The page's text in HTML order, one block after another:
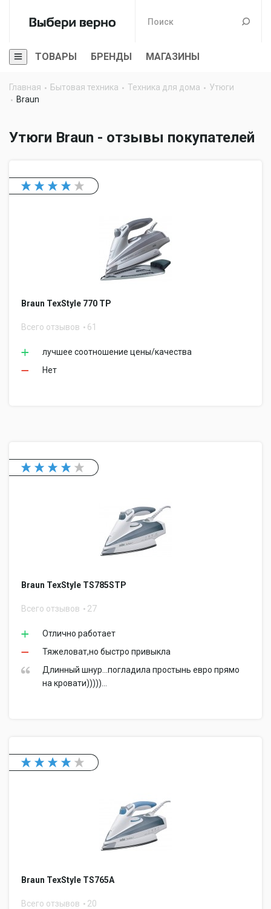
ТОВАРЫ БРЕНДЫ МАГАЗИНЫ
Главная Бытовая техника Техника для дома
Утюги
Braun
Утюги Braun - отзывы покупателей
Braun TexStyle 770 TP
Всего отзывов 61
лучшее соотношение цены/качества
Нет
Braun TexStyle TS785STP
Всего отзывов 27
Отлично работает
Тяжеловат,но быстро привыкла
Длинный шнур...погладила простынь евро прямо
на кровати)))))...
Braun TexStyle TS765A
Всего отзывов 20